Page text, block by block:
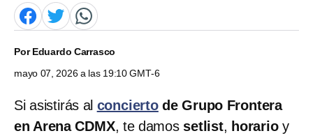
PorEduardo Carrasco
mayo 07, 2026 a las 19:10 GMT-6
Si asistirás al conciertode Grupo Frontera
en Arena CDMX, te damos setlist, horarioy